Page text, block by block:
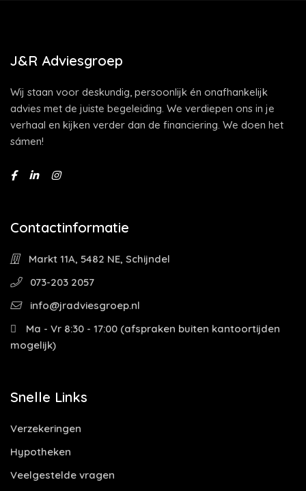
J&R Adviesgroep
Wij staan voor deskundig, persoonlijk én onafhankelijk
advies met de juiste begeleiding. We verdiepen ons in je
verhaal en kijken verder dan de financiering. We doen het
sámen!
Contactinformatie
Markt 11A, 5482 NE, Schijndel
073-203 2057
info@jradviesgroep.nl
Ma - Vr 8:30 - 17:00 (afspraken buiten kantoortijden
mogelijk)
Snelle Links
Verzekeringen
Hypotheken
Veelgestelde vragen